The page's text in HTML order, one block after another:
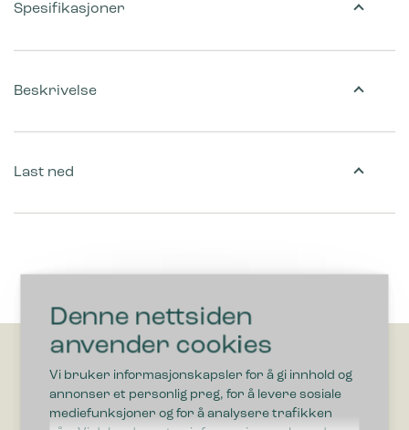
Denne nettsiden
anvender cookies
Vi bruker informasjonskapsler for å gi innhold og
annonser et personlig preg, for å levere sosiale
mediefunksjoner og for å analysere trafikken
Beskrivelse
Last ned
Spesifikasjoner